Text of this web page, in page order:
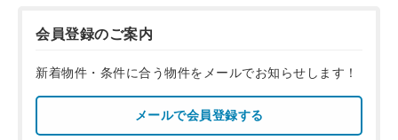
会員登録のご案内
新着物件・条件に合う物件をメールでお知らせします！
メールで会員登録する